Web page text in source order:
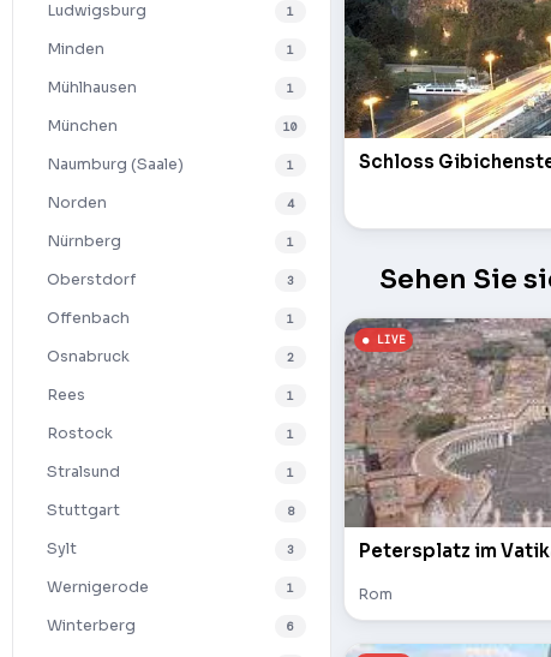
Ludwigsburg 1
Minden 1
Mühlhausen 1
München 10
Naumburg (Saale) 1
Norden 4
Nürnberg 1
Oberstdorf 3
Offenbach 1
Osnabruck 2
Rees 1
Rostock 1
Stralsund 1
Stuttgart 8
Sylt 3
Wernigerode 1
Winterberg 6
Sehen Sie
Petersplatz im
Rom